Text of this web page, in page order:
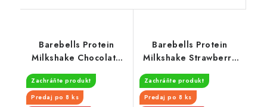
Barebells Protein
Milkshake Chocolate
17.10.2026
Zachráňte produkt
Predaj po 8 ks
Barebells Protein
Milkshake Strawberry
30.9.2026
Zachráňte produkt
Predaj po 8 ks